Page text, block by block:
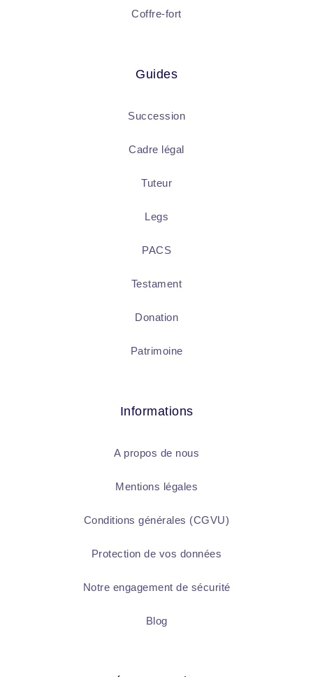
Coffre-fort
Guides
Succession
Cadre légal
Tuteur
Legs
PACS
Testament
Donation
Patrimoine
Informations
A propos de nous
Mentions légales
Conditions générales (CGVU)
Protection de vos données
Notre engagement de sécurité
Blog